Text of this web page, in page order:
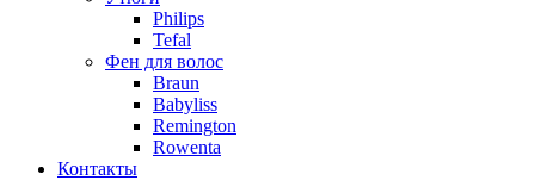
Philips
Tefal
Фен для волос
Braun
Babyliss
Remington
Rowenta
Контакты